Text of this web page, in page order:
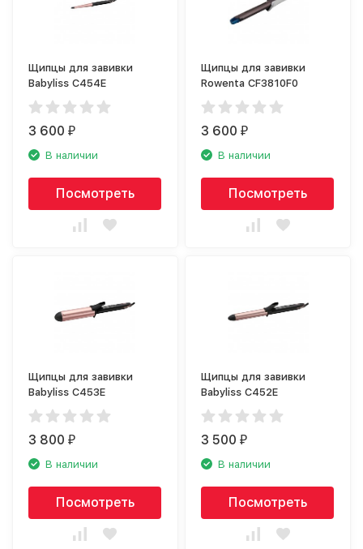
Щипцы для завивки
Babyliss C454E
3 600₽
В наличии
Посмотреть
Щипцы для завивки
Rowenta CF3810F0
3 600₽
В наличии
Посмотреть
Щипцы для завивки
Babyliss C453E
3 800₽
В наличии
Посмотреть
Щипцы для завивки
Babyliss C452E
3 500₽
В наличии
Посмотреть